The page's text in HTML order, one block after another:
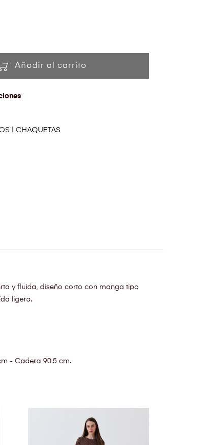
Añadir al carrito
| CHAQUETAS
y fluida, diseño corto con manga tipo
ligera.
- Cadera 90.5 cm.